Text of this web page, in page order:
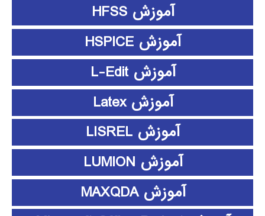
آموزش HFSS
آموزش HSPICE
آموزش L-Edit
آموزش Latex
آموزش LISREL
آموزش LUMION
آموزش MAXQDA